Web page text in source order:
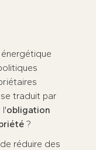
traduit par
l'obligation
?
réduire des